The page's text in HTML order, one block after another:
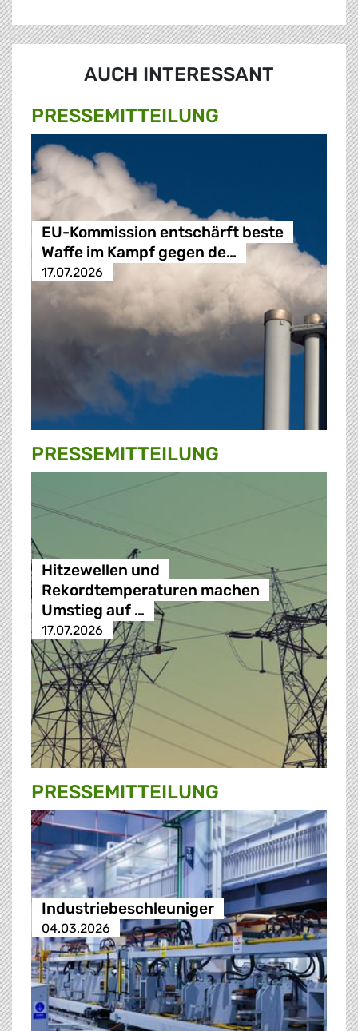
AUCH INTERESSANT
PRESSE­MITTEILUNG
EU-Kommission entschärft beste
Waffe im Kampf gegen de…
17.07.2026
PRESSE­MITTEILUNG
Hitzewellen und
Rekordtemperaturen machen
Umstieg auf …
17.07.2026
PRESSE­MITTEILUNG
Industriebeschleuniger
04.03.2026